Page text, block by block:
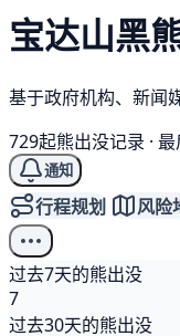
宝达山黑
基于政府机构、新闻
729起熊出没记录 · 最
通知
行程规划 风险
过去7天的熊出没
7
过去30天的熊出没